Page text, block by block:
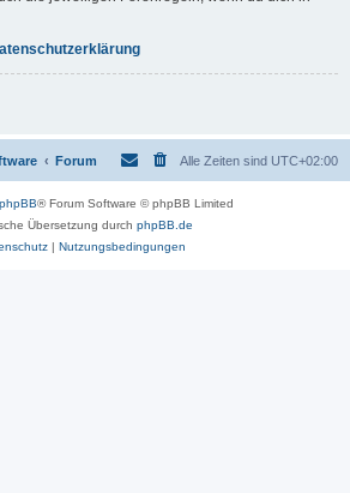
Forum Alle Zeiten sind UTC+02:00
phpBB® Forum Software © phpBB Limited
Übersetzung durch phpBB.de
| Nutzungsbedingungen